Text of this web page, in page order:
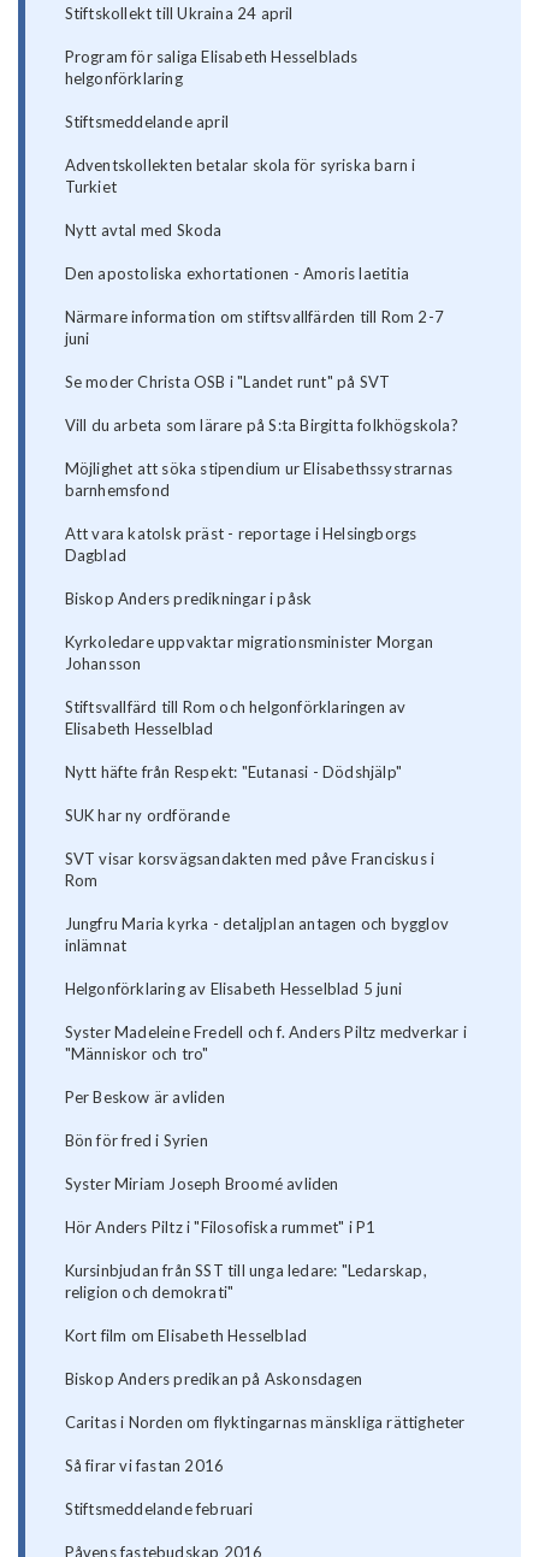
Stiftskollekt till Ukraina 24 april
Program för saliga Elisabeth Hesselblads
helgonförklaring
Stiftsmeddelande april
Adventskollekten betalar skola för syriska barn i
Turkiet
Nytt avtal med Skoda
Den apostoliska exhortationen - Amoris laetitia
Närmare information om stiftsvallfärden till Rom 2-7
juni
Se moder Christa OSB i "Landet runt" på SVT
Vill du arbeta som lärare på S:ta Birgitta folkhögskola?
Möjlighet att söka stipendium ur Elisabethssystrarnas
barnhemsfond
Att vara katolsk präst - reportage i Helsingborgs
Dagblad
Biskop Anders predikningar i påsk
Kyrkoledare uppvaktar migrationsminister Morgan
Johansson
Stiftsvallfärd till Rom och helgonförklaringen av
Elisabeth Hesselblad
Nytt häfte från Respekt: "Eutanasi - Dödshjälp"
SUK har ny ordförande
SVT visar korsvägsandakten med påve Franciskus i
Rom
Jungfru Maria kyrka - detaljplan antagen och bygglov
inlämnat
Helgonförklaring av Elisabeth Hesselblad 5 juni
Syster Madeleine Fredell och f. Anders Piltz medverkar i
"Människor och tro"
Per Beskow är avliden
Bön för fred i Syrien
Syster Miriam Joseph Broomé avliden
Hör Anders Piltz i "Filosofiska rummet" i P1
Kursinbjudan från SST till unga ledare: "Ledarskap,
religion och demokrati"
Kort film om Elisabeth Hesselblad
Biskop Anders predikan på Askonsdagen
Caritas i Norden om flyktingarnas mänskliga rättigheter
Så firar vi fastan 2016
Stiftsmeddelande februari
Påvens fastebudskap 2016